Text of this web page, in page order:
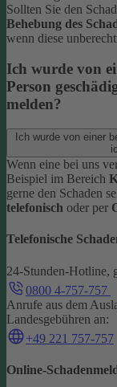
Sollten Sie den
Behebung des
wenn diese
Ich wurde von
Person
melden?
Ich wurde von einer
Wenn eine bei uns
Beispiel im Bereich
gerne den Schaden
telefonisch oder per
Telefonische
24-Stunden-Hotline,
0800 4-757-757
Anrufe aus dem
Landesgebühren an:
+49 221 757-757
Online-